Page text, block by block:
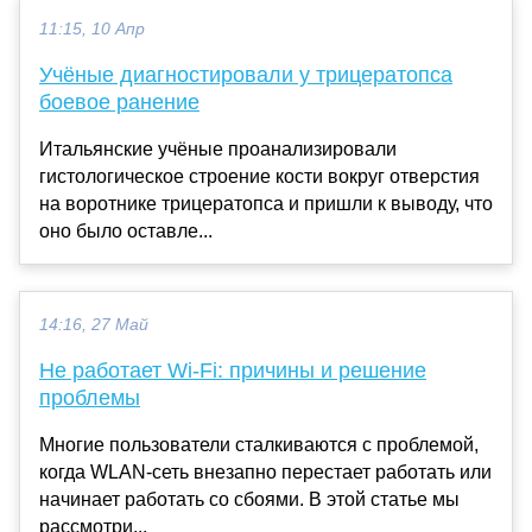
11:15, 10 Апр
Учёные диагностировали у трицератопса
боевое ранение
Итальянские учёные проанализировали
гистологическое строение кости вокруг отверстия
на воротнике трицератопса и пришли к выводу, что
оно было оставле...
14:16, 27 Май
Не работает Wi-Fi: причины и решение
проблемы
Многие пользователи сталкиваются с проблемой,
когда WLAN-сеть внезапно перестает работать или
начинает работать со сбоями. В этой статье мы
рассмотри...